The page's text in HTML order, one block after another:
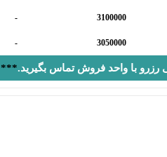
3100000
-
3050000
-
با واحد فروش تماس بگیرید.***